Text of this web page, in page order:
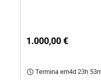
1.000,00 €
Termina em4d 23h